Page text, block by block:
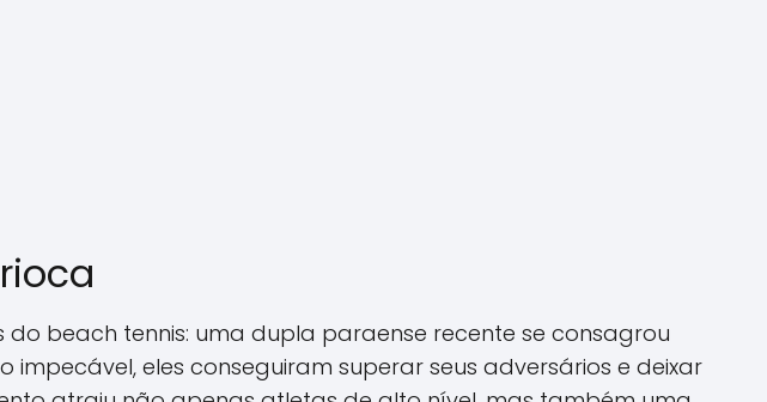
beach tennis: uma dupla paraense recente se consagrou
eles conseguiram superar seus adversários e deixar